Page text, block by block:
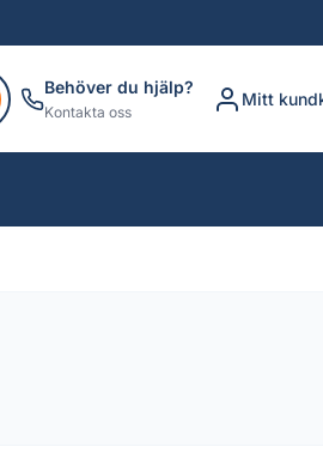
Behöver du hjälp?
Kontakta oss
Mitt